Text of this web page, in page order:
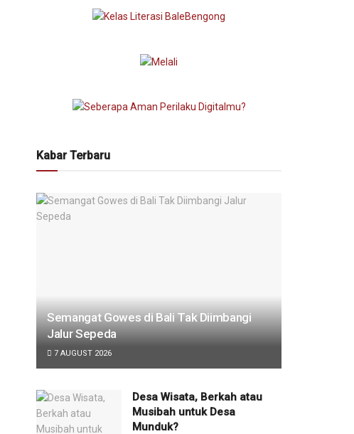
Kabar Terbaru
Semangat Gowes di Bali Tak Diimbangi
Jalur Sepeda
7 AUGUST 2026
Desa Wisata, Berkah atau
Musibah untuk Desa
Munduk?